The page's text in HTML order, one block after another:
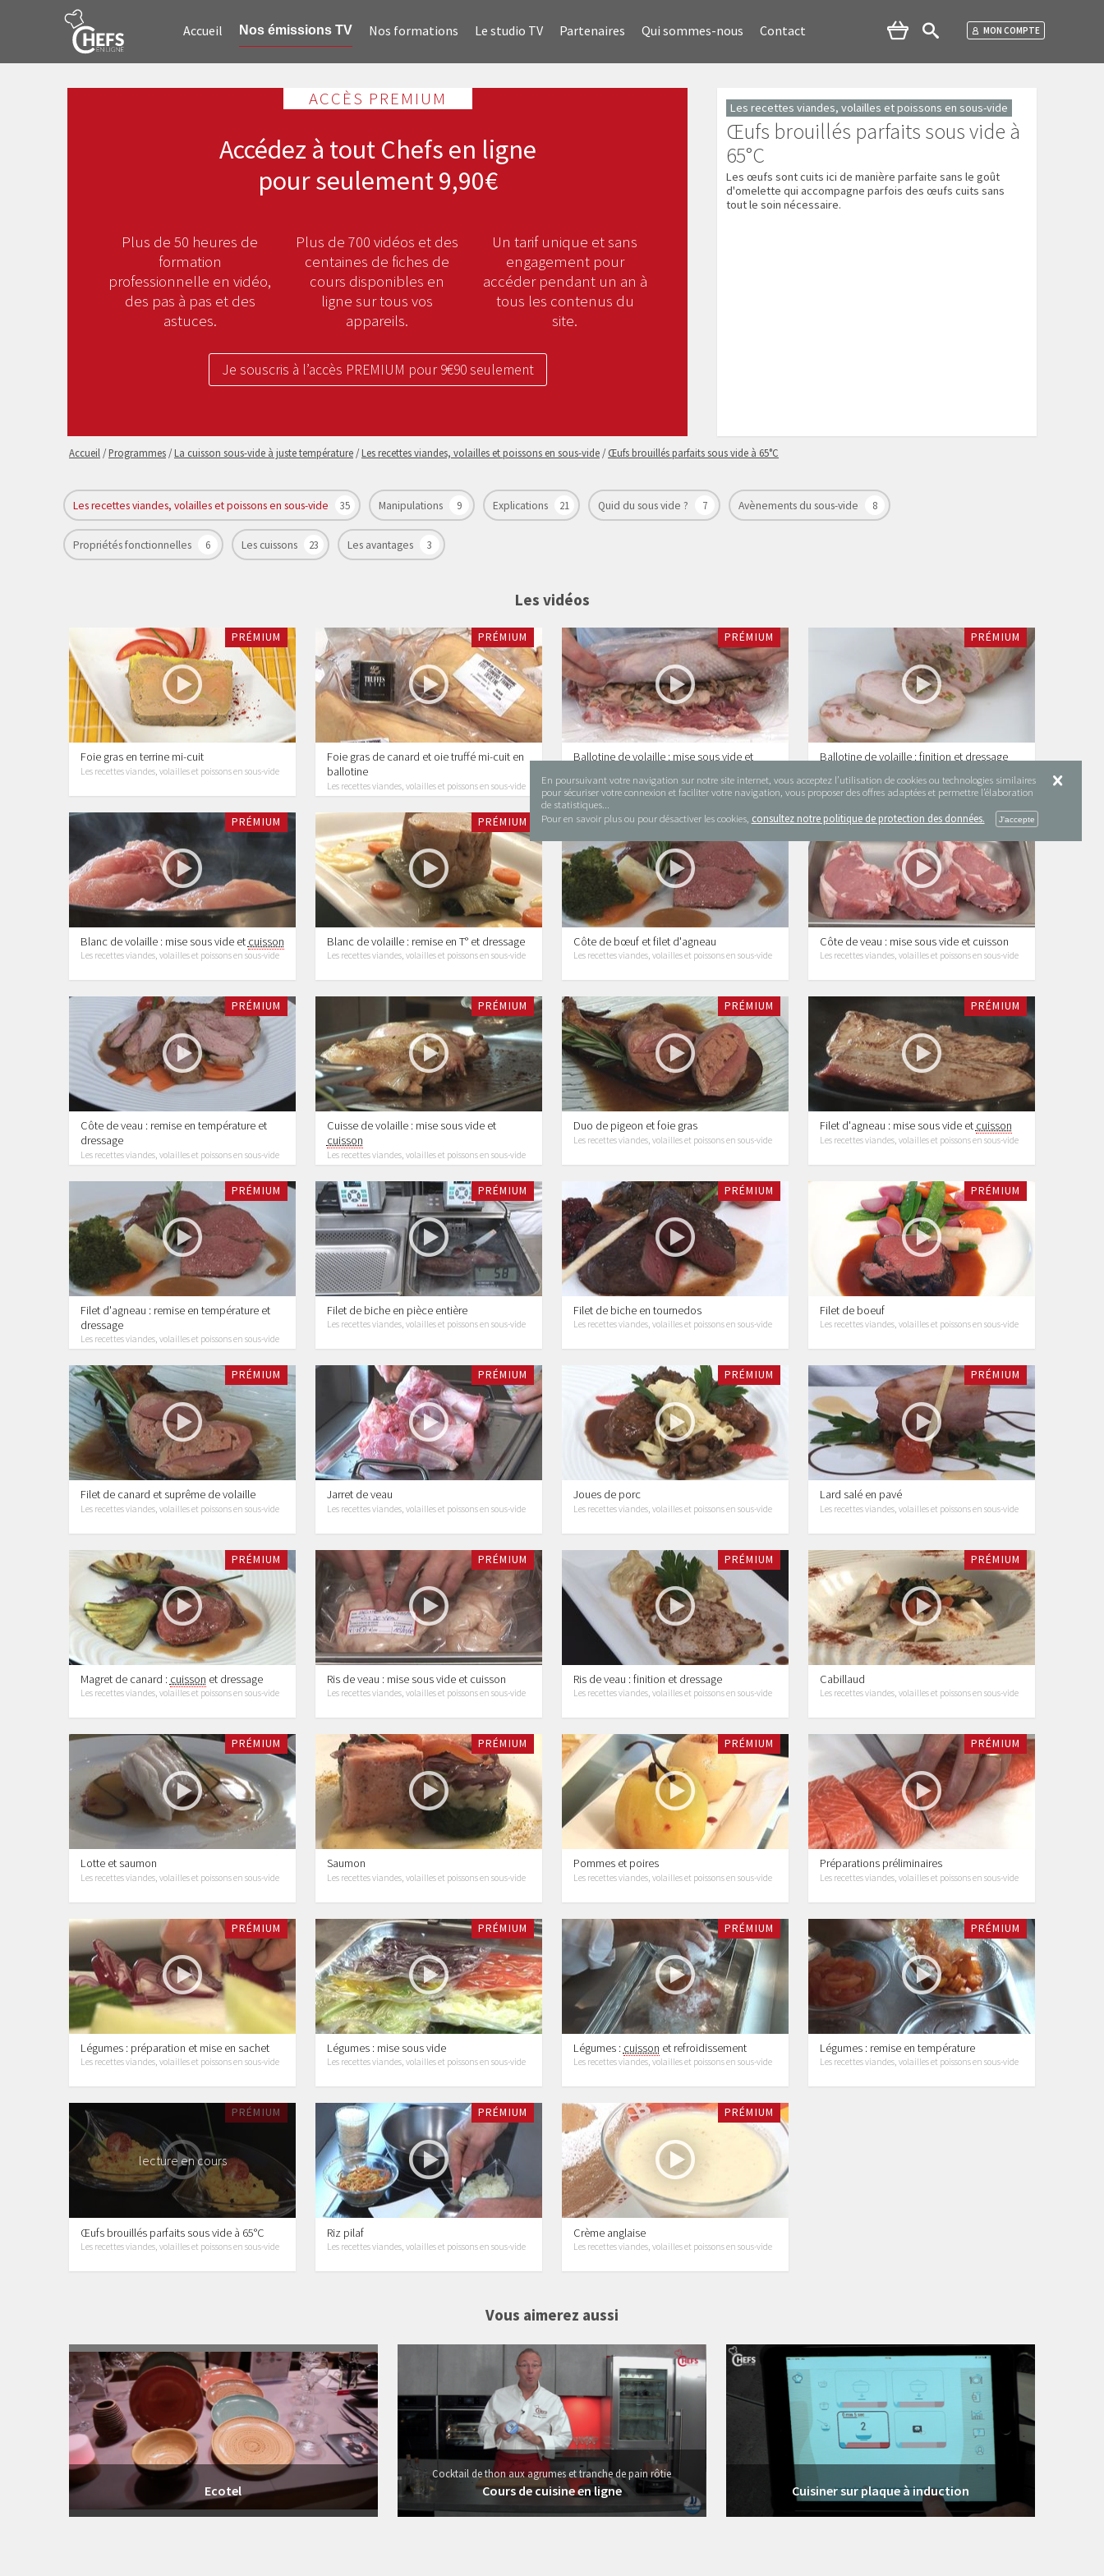
En poursuivant votre navigation sur notre site internet, vous acceptez l’utilisation de cookies ou technologies similaires
pour sécuriser votre connexion et faciliter votre navigation, vous proposer des offres adaptées et permettre l’élaboration
de statistiques...
Pour en savoir plus ou pour désactiver les cookies, consultez notre politique de protection des données.
Accueil Nos émissions TV Nos formations Le studio TV Partenaires Qui sommes-nous Contact MON COMPTE
Les recettes viandes, volailles et poissons en sous-vide
Œufs brouillés parfaits sous vide à
65°C
Les œufs sont cuits ici de manière parfaite sans le goût
d'omelette qui accompagne parfois des œufs cuits sans
tout le soin nécessaire.
ACCÈS PREMIUM
Accédez à tout Chefs en ligne
pour seulement 9,90€
Plus de 50 heures de
formation
professionnelle en vidéo,
des pas à pas et des
astuces.
Plus de 700 vidéos et des
centaines de fiches de
cours disponibles en
ligne sur tous vos
appareils.
Un tarif unique et sans
engagement pour
accéder pendant un an à
tous les contenus du
site.
Je souscris à l’accès PREMIUM pour 9€90 seulement
Accueil /Programmes /La cuisson sous-vide à juste température /Les recettes viandes, volailles et poissons en sous-vide /Œufs brouillés parfaits sous vide à 65°C
Les recettes viandes, volailles et poissons en sous-vide 35 Manipulations 9 Explications 21 Quid du sous vide ? 7 Avènements du sous-vide 8
Propriétés fonctionnelles 6 Les cuissons 23 Les avantages 3
Les vidéos
PRÉMIUM
Foie gras en terrine mi-cuit
Les recettes viandes, volailles et poissons en sous-vide
PRÉMIUM
Foie gras de canard et oie truffé mi-cuit en
ballotine
Les recettes viandes, volailles et poissons en sous-vide
PRÉMIUM
Ballotine de volaille : mise sous vide et
Les recettes viandes, volailles et poissons en sous-vide
PRÉMIUM
Ballotine de volaille : finition et dressage
PRÉMIUM
Blanc de volaille : mise sous vide et cuisson
Les recettes viandes, volailles et poissons en sous-vide
PRÉMIUM
Blanc de volaille : remise en T° et dressage
Les recettes viandes, volailles et poissons en sous-vide
PRÉMIUM
Côte de bœuf et filet d'agneau
Les recettes viandes, volailles et poissons en sous-vide
PRÉMIUM
Côte de veau : mise sous vide et cuisson
Les recettes viandes, volailles et poissons en sous-vide
PRÉMIUM
Côte de veau : remise en température et
dressage
Les recettes viandes, volailles et poissons en sous-vide
PRÉMIUM
Cuisse de volaille : mise sous vide et
cuisson
Les recettes viandes, volailles et poissons en sous-vide
PRÉMIUM
Duo de pigeon et foie gras
Les recettes viandes, volailles et poissons en sous-vide
PRÉMIUM
Filet d'agneau : mise sous vide et cuisson
Les recettes viandes, volailles et poissons en sous-vide
PRÉMIUM
Filet d'agneau : remise en température et
dressage
Les recettes viandes, volailles et poissons en sous-vide
PRÉMIUM
Filet de biche en pièce entière
Les recettes viandes, volailles et poissons en sous-vide
PRÉMIUM
Filet de biche en tournedos
Les recettes viandes, volailles et poissons en sous-vide
PRÉMIUM
Filet de boeuf
Les recettes viandes, volailles et poissons en sous-vide
PRÉMIUM
Filet de canard et suprême de volaille
Les recettes viandes, volailles et poissons en sous-vide
PRÉMIUM
Jarret de veau
Les recettes viandes, volailles et poissons en sous-vide
PRÉMIUM
Joues de porc
Les recettes viandes, volailles et poissons en sous-vide
PRÉMIUM
Lard salé en pavé
Les recettes viandes, volailles et poissons en sous-vide
PRÉMIUM
Magret de canard : cuisson et dressage
Les recettes viandes, volailles et poissons en sous-vide
PRÉMIUM
Ris de veau : mise sous vide et cuisson
Les recettes viandes, volailles et poissons en sous-vide
PRÉMIUM
Ris de veau : finition et dressage
Les recettes viandes, volailles et poissons en sous-vide
PRÉMIUM
Cabillaud
Les recettes viandes, volailles et poissons en sous-vide
PRÉMIUM
Lotte et saumon
Les recettes viandes, volailles et poissons en sous-vide
PRÉMIUM
Saumon
Les recettes viandes, volailles et poissons en sous-vide
PRÉMIUM
Pommes et poires
Les recettes viandes, volailles et poissons en sous-vide
PRÉMIUM
Préparations préliminaires
Les recettes viandes, volailles et poissons en sous-vide
PRÉMIUM
Légumes : préparation et mise en sachet
Les recettes viandes, volailles et poissons en sous-vide
PRÉMIUM
Légumes : mise sous vide
Les recettes viandes, volailles et poissons en sous-vide
PRÉMIUM
Légumes : cuisson et refroidissement
Les recettes viandes, volailles et poissons en sous-vide
PRÉMIUM
Légumes : remise en température
Les recettes viandes, volailles et poissons en sous-vide
PRÉMIUM
Œufs brouillés parfaits sous vide à 65°C
Les recettes viandes, volailles et poissons en sous-vide
lecture en cours
PRÉMIUM
Riz pilaf
Les recettes viandes, volailles et poissons en sous-vide
PRÉMIUM
Crème anglaise
Les recettes viandes, volailles et poissons en sous-vide
Vous aimerez aussi
Ecotel
Cocktail de thon aux agrumes et tranche de pain rôtie
Cours de cuisine en ligne
19 vidéos
Cuisiner sur plaque à induction